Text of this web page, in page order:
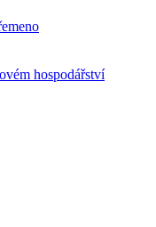
hospodářství